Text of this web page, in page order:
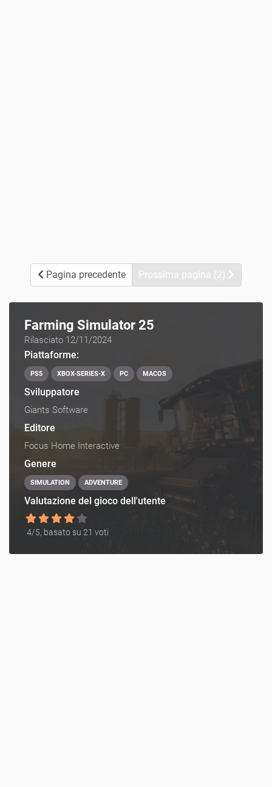
Pagina precedente Prossima pagina (2)
Farming Simulator 25
Rilasciato 12/11/2024
Piattaforme:
PS5 XBOX-SERIES-X PC MACOS
Sviluppatore
Giants Software
Editore
Focus Home Interactive
Genere
SIMULATION ADVENTURE
Valutazione del gioco dell'utente
4/5, basato su 21 voti